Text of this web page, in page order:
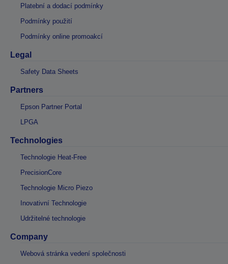
Platební a dodací podmínky
Podmínky použití
Podmínky online promoakcí
Legal
Safety Data Sheets
Partners
Epson Partner Portal
LPGA
Technologies
Technologie Heat-Free
PrecisionCore
Technologie Micro Piezo
Inovativní Technologie
Udržitelné technologie
Company
Webová stránka vedení společnosti